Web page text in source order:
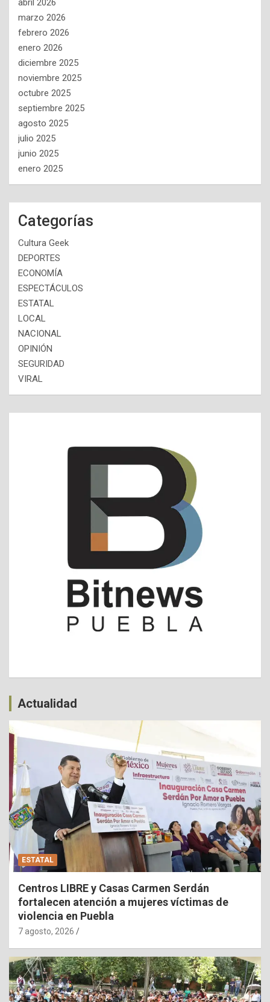
abril 2026
marzo 2026
febrero 2026
enero 2026
diciembre 2025
noviembre 2025
octubre 2025
septiembre 2025
agosto 2025
julio 2025
junio 2025
enero 2025
Categorías
Cultura Geek
DEPORTES
ECONOMÍA
ESPECTÁCULOS
ESTATAL
LOCAL
NACIONAL
OPINIÓN
SEGURIDAD
VIRAL
Actualidad
ESTATAL
Centros LIBRE y Casas Carmen Serdán
fortalecen atención a mujeres víctimas de
violencia en Puebla
7 agosto, 2026